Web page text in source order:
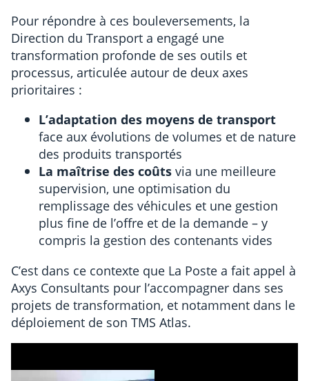
Pour répondre à ces bouleversements, la
Direction du Transport a engagé une
transformation profonde de ses outils et
processus, articulée autour de deux axes
prioritaires :
L’adaptation des moyens de transport
face aux évolutions de volumes et de nature
des produits transportés
La maîtrise des coûts via une meilleure
supervision, une optimisation du
remplissage des véhicules et une gestion
plus fine de l’offre et de la demande – y
compris la gestion des contenants vides
C’est dans ce contexte que La Poste a fait appel à
Axys Consultants pour l’accompagner dans ses
projets de transformation, et notamment dans le
déploiement de son TMS Atlas.